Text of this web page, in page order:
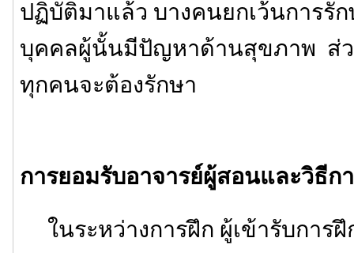
ปฏิบัติมาแล้ว บางคนยกเว้นการรั
บุคคลผู้นั้นมีปัญหาด้านสุขภาพ ส่ว
ทุกคนจะต้องรักษา
การยอมรับอาจารย์ผู้สอนและวิธีก
ในระหว่างการฝึก ผู้เข้ารับการ